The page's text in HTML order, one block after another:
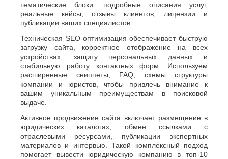
тематические блоки: подробные описания услуг,
реальные кейсы, отзывы клиентов, лицензии и
публикации ваших специалистов.
Техническая SEO-оптимизация обеспечивает быструю
загрузку сайта, корректное отображение на всех
устройствах, защиту персональных данных и
стабильную работу контактных форм. Используем
расширенные сниппеты, FAQ, схемы структуры
компании и юристов, чтобы привлечь внимание к
вашим уникальным преимуществам в поисковой
выдаче.
Активное продвижение сайта включает размещение в
юридических каталогах, обмен ссылками с
отраслевыми ресурсами, публикации экспертных
материалов и интервью. Такой комплексный подход
помогает вывести юридическую компанию в топ-10